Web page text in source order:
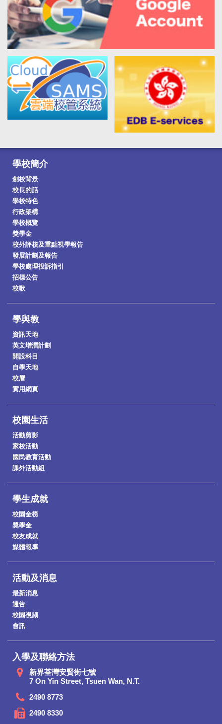
基本法與我海報設計比賽
2026-7-24
愛國教育： 「國潮解碼」計劃：西安文化探索之
旅
2026-7-24
香港中文大學「傑出學校導師獎」
2026-7-9
第二屆棉紡繁星盃咖啡拉花邀請賽
學校簡介
創校背景
校長的話
學校特色
行政架構
學校概覽
獎學金
校外評核及重點視學報告
發展計劃及報告
學校處理投訴指引
招標公告
校歌
學與教
資訊天地
英文增潤計劃
開設科目
自學天地
校曆
實用網頁
校園生活
活動剪影
家校活動
國民教育活動
課外活動組
學生成就
校園金榜
獎學金
校友成就
媒體報導
活動及消息
最新消息
通告
校園視頻
會訊
入學及聯絡方法
新界荃灣安賢街七號
7 On Yin Street, Tsuen Wan, N.T.
2490 8773
2490 8330